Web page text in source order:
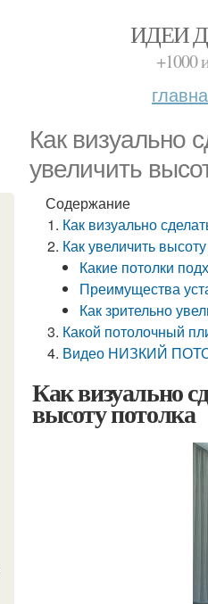
ИДЕИ
+1000
Как визуально
увеличить
Содержание
Как визуально
Как увеличить
Какие потолки
Преимущества
Как зрительно
Какой потолочный
Видео НИЗКИЙ
Как визуально
высоту потолка